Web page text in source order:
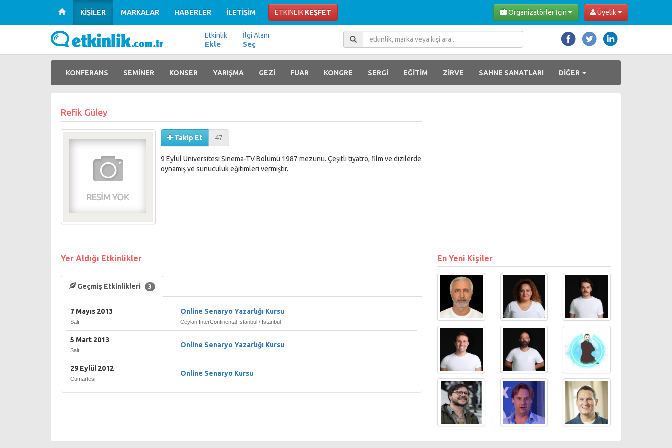
KİŞİLER MARKALAR HABERLER İLETİŞİM ETKİNLİK KEŞFET Üyelik
Organizatörler İçin
Etkinlik
Ekle
İlgi Alanı
Seç
KONFERANS SEMİNER KONSER YARIŞMA GEZİ FUAR KONGRE SERGİ EĞİTİM ZİRVE SAHNE SANATLARI DİĞER
Refik Güley
Takip Et 47
9 Eylül Üniversitesi Sinema-TV Bölümü 1987 mezunu. Çeşitli tiyatro, film ve dizilerde
oynamış ve sunuculuk eğitimleri vermiştir.
Yer Aldığı Etkinlikler
Geçmiş Etkinlikleri 3
7 Mayıs 2013
Salı
Online Senaryo Yazarlığı Kursu
Ceylan InterContinental İstanbul / İstanbul
5 Mart 2013
Salı
Online Senaryo Yazarlığı Kursu
29 Eylül 2012
Cumartesi
Online Senaryo Kursu
En Yeni Kişiler